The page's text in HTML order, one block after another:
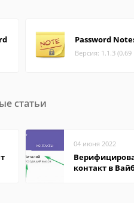
Password
Версия: 1.1.3
статьи
04 июня 2022
контакт в